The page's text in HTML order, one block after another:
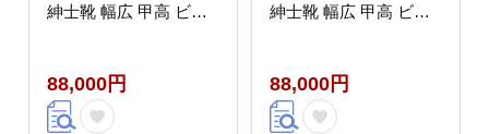
紳士靴 幅広 甲高 ビジ
ベルソ仕上げ 牛革
88,000円
紳士靴 幅広 甲高 ビジ
ベルソ仕上げ 牛革
88,000円